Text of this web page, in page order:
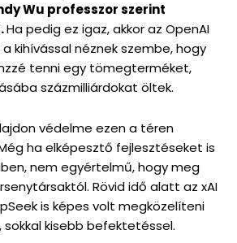
Wu professzor szerint
Ha pedig ez igaz, akkor az OpenAI
kihívással néznek szembe, hogy
tenni egy tömegterméket,
százmilliárdokat öltek.
védelme ezen a téren
ha elképesztő fejlesztéseket is
nem egyértelmű, hogy meg
Rövid idő alatt az xAI
is képes volt megközelíteni
sokkal kisebb befektetéssel.